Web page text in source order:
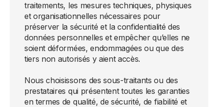
traitements, les mesures techniques, physiques
et organisationnelles nécessaires pour
préserver la sécurité et la confidentialité des
données personnelles et empêcher qu’elles ne
soient déformées, endommagées ou que des
tiers non autorisés y aient accès.
Nous choisissons des sous-traitants ou des
prestataires qui présentent toutes les garanties
en termes de qualité, de sécurité, de fiabilité et